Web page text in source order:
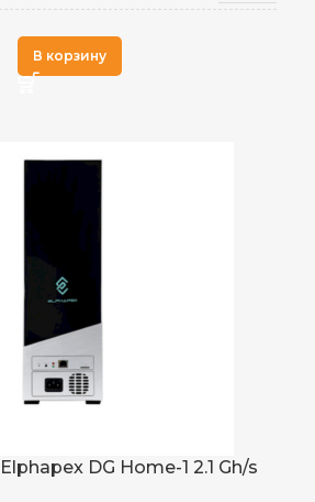
(КВТ)
В корзину
DG Home-1 2.1 Gh/s